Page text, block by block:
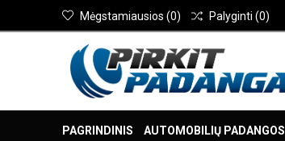
Mėgstamiausios (0) Palyginti (0)
PAGRINDINIS AUTOMOBILIŲ PADANGOS